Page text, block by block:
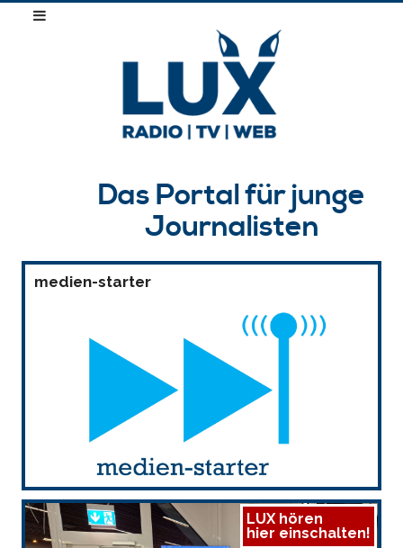
Das Portal für junge
Journalisten
medien-starter
LUX hören
hier einschalten!